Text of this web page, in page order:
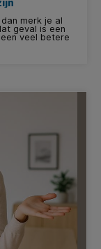
merk je al
geval is een
veel betere